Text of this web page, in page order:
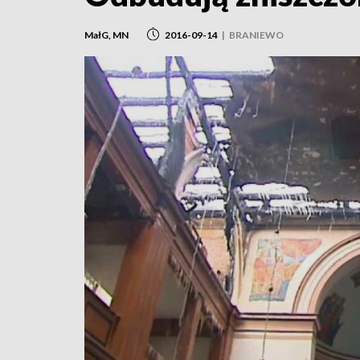
MałG, MN 2016-09-14 | BRANIEWO